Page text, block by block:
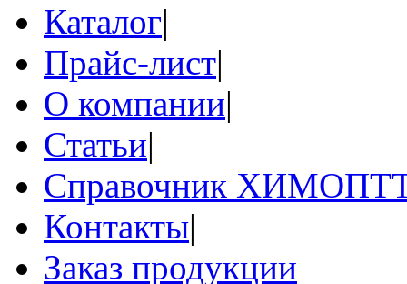
Каталог|
Прайс-лист|
О компании|
Статьи|
Справочник
Контакты|
Заказ продукции